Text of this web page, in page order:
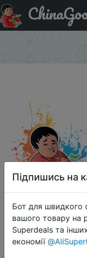
Паридбати з
XML2 U2 1A LED
Підпишись на
Бот для швидкого
вашого товару на
Superdeals та
економії